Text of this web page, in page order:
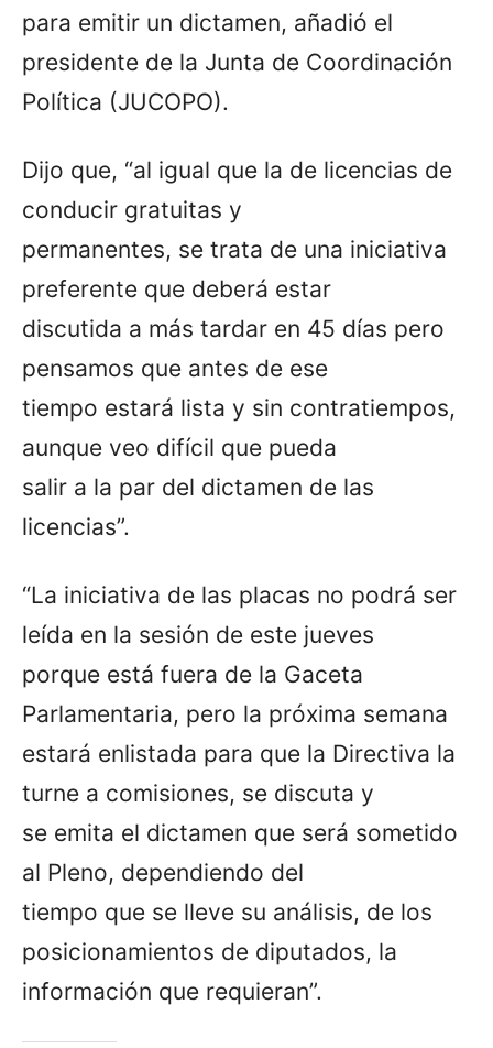
para emitir un dictamen, añadió el
presidente de la Junta de Coordinación
Política (JUCOPO).
Dijo que, “al igual que la de licencias de
conducir gratuitas y
permanentes, se trata de una iniciativa
preferente que deberá estar
discutida a más tardar en 45 días pero
pensamos que antes de ese
tiempo estará lista y sin contratiempos,
aunque veo difícil que pueda
salir a la par del dictamen de las
licencias”.
“La iniciativa de las placas no podrá ser
leída en la sesión de este jueves
porque está fuera de la Gaceta
Parlamentaria, pero la próxima semana
estará enlistada para que la Directiva la
turne a comisiones, se discuta y
se emita el dictamen que será sometido
al Pleno, dependiendo del
tiempo que se lleve su análisis, de los
posicionamientos de diputados, la
información que requieran”.